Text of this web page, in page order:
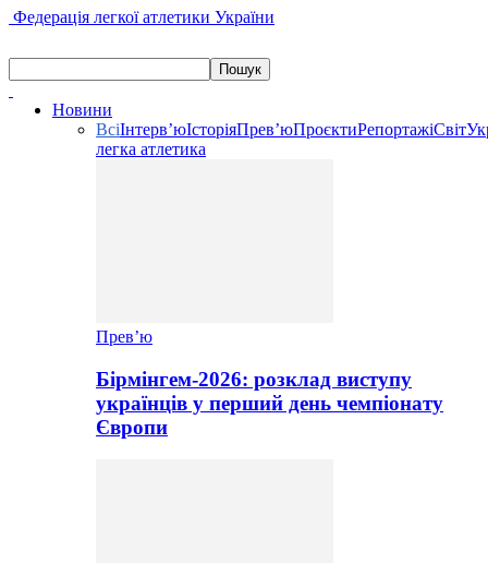
Федерація легкої атлетики України
Новини
ВсіІнтерв’юІсторіяПрев’юПроєктиРепортажіСвіт
легка атлетика
Прев’ю
Бірмінгем-2026: розклад виступу
українців у перший день чемпіонату
Європи